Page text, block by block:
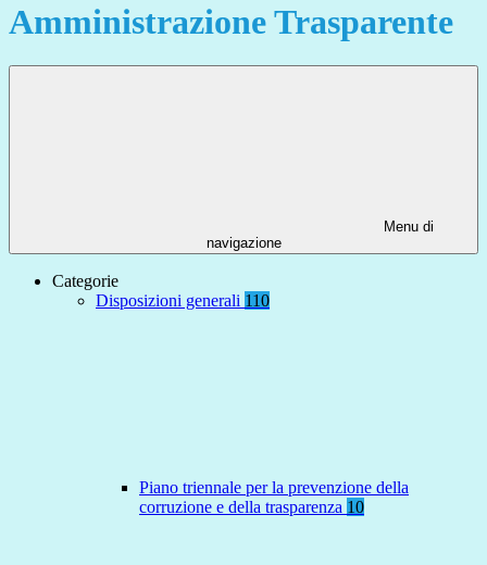
Amministrazione Trasparente
Menu di
navigazione
Categorie
Disposizioni generali 110
Piano triennale per la prevenzione della
corruzione e della trasparenza 10